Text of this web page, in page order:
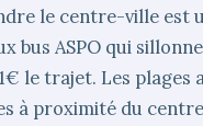
le centre-ville est
bus ASPO qui
le trajet. Les plages
à proximité du